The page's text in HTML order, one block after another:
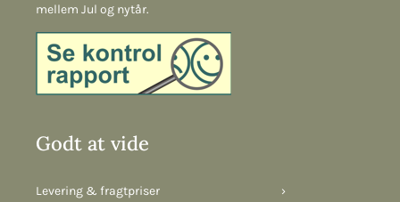
mellem Jul og nytår.
Godt at vide
Levering & fragtpriser ›